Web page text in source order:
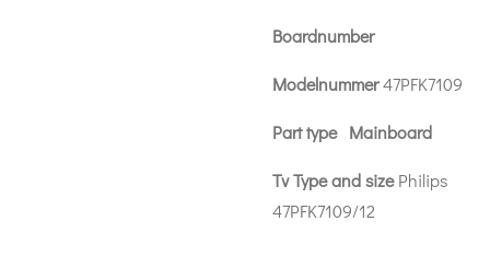
Boardnumber
Modelnummer47PFK7109
Part type Mainboard
Tv Type and sizePhilips
47PFK7109/12